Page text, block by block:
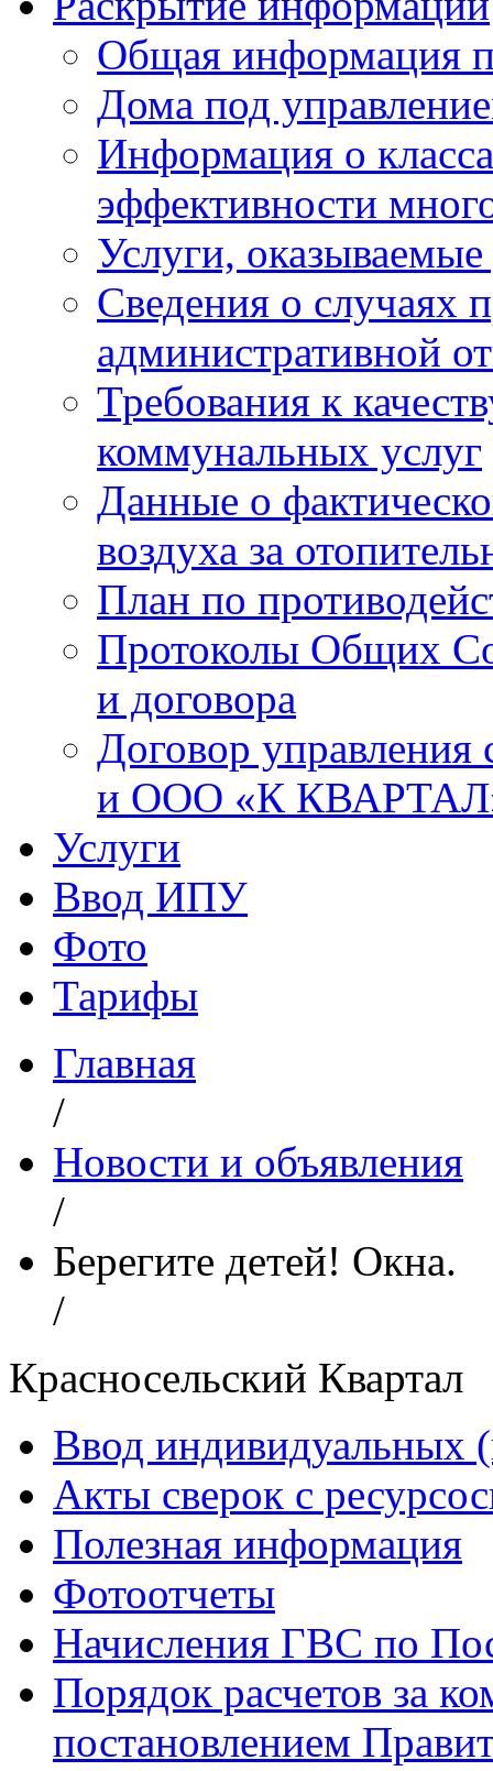
Общая информация
Дома под
Информация о
эффективности
Услуги,
Сведения о случаях
административной
Требования к
коммунальных услуг
Данные о
воздуха за
План по
Протоколы Общих
и договора
Договор управления
и ООО «К
Услуги
Ввод ИПУ
Фото
Тарифы
Главная
/
Новости и объявления
/
Берегите детей! Окна.
/
Красносельский Квартал
Ввод индивидуальных
Акты сверок с
Полезная информация
Фотоотчеты
Начисления ГВС по
Порядок расчетов за
постановлением